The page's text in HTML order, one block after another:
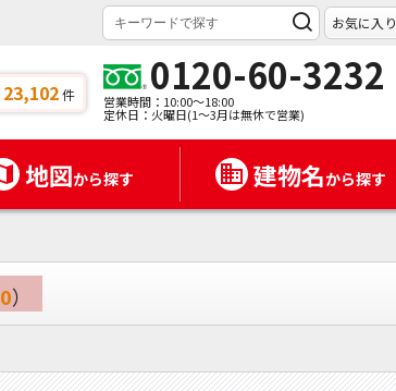
お気に入り
23,102件 0120-60-3232
営業時間：10:00～18:00
定休日：火曜日(1～3月は無休で営業)
地図から探す 建物名から探す
0）